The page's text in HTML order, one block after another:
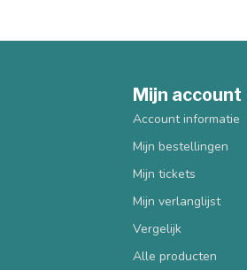
Mijn account
Account informatie
Mijn bestellingen
Mijn tickets
Mijn verlanglijst
Vergelijk
Alle producten